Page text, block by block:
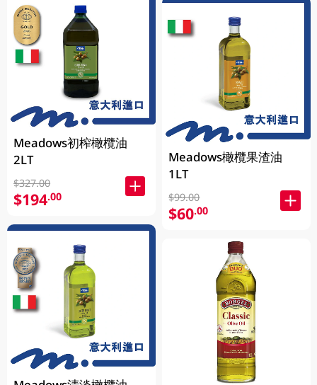
Meadows初榨橄欖油
2LT
$327.00
$194.00
Meadows橄欖果渣油
1LT
$99.00
$60.00